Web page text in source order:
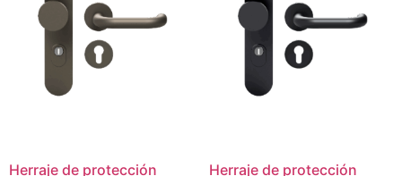
Herraje de protección
Herraje de protección